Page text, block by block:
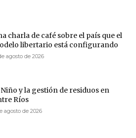
charla de café sobre el país que el
libertario está configurando
agosto de 2026
Niño y la gestión de residuos en
Ríos
agosto de 2026